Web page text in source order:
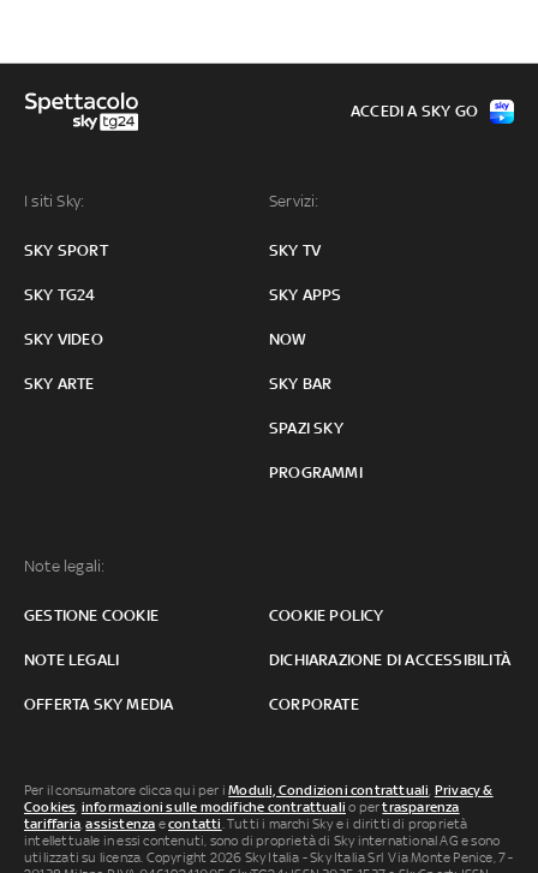
I siti Sky:
SKY SPORT
SKY TG24
SKY VIDEO
SKY ARTE
Servizi:
SKY TV
SKY APPS
NOW
SKY BAR
SPAZI SKY
PROGRAMMI
Note legali:
GESTIONE COOKIE COOKIE POLICY
NOTE LEGALI DICHIARAZIONE DI ACCESSIBILITÀ
OFFERTA SKY MEDIA CORPORATE
ACCEDI A SKY GO
Per il consumatore clicca qui per iModuli, Condizioni contrattuali Privacy &
Cookies informazioni sulle modifiche contrattuali o pertrasparenza
tariffaria ,assistenza econtatti . Tutti i marchi Sky e i diritti di proprietà
intellettuale in essi contenuti, sono di proprietà di Sky international AG e sono
utilizzati su licenza. Copyright 2026 Sky Italia - Sky Italia Srl Via Monte Penice, 7 -